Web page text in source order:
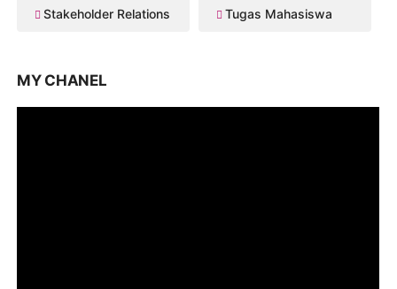
Stakeholder Relations Tugas Mahasiswa
MY CHANEL